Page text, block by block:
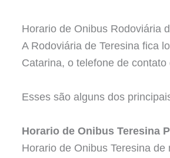
Horario de Onibus Rodoviária
A Rodoviária de Teresina fica
Catarina, o telefone de
Esses são alguns dos
Horario de Onibus Teresina
Horario de Onibus Teresina